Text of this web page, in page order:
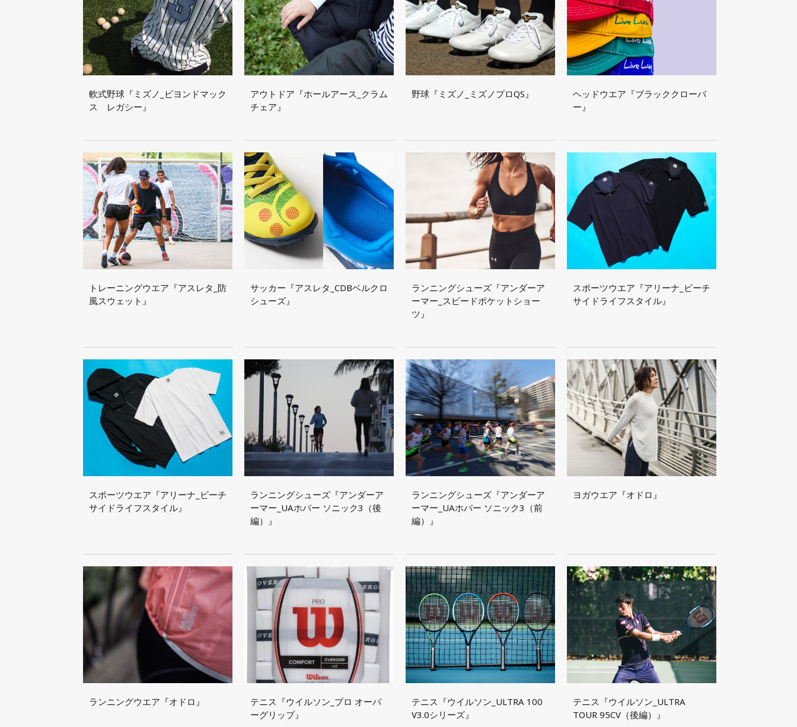
軟式野球『ミズノ_ビヨンドマック
ス レガシー』
アウトドア『ホールアース_クラム
チェア』
野球『ミズノ_ミズノプロQS』
ヘッドウエア『ブラッククローバ
ー』
トレーニングウエア『アスレタ_防
風スウェット』
サッカー『アスレタ_CDBベルクロ
シューズ』
ランニングシューズ『アンダーア
ーマー_スピードポケットショー
ツ』
スポーツウエア『アリーナ_ビーチ
サイドライフスタイル』
スポーツウエア『アリーナ_ビーチ
サイドライフスタイル』
ランニングシューズ『アンダーア
ーマー_UAホバー ソニック3（後
編）』
ランニングシューズ『アンダーア
ーマー_UAホバー ソニック3（前
編）』
ヨガウエア『オドロ』
ランニングウエア『オドロ』
テニス『ウイルソン_プロ オーバ
ーグリップ』
テニス『ウイルソン_ULTRA 100
V3.0シリーズ』
テニス『ウイルソン_ULTRA
TOUR 95CV（後編）』